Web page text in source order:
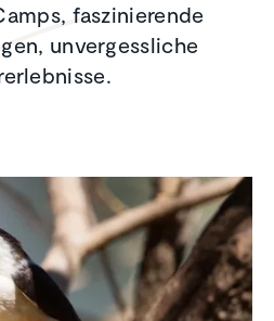
faszinierende
unvergessliche